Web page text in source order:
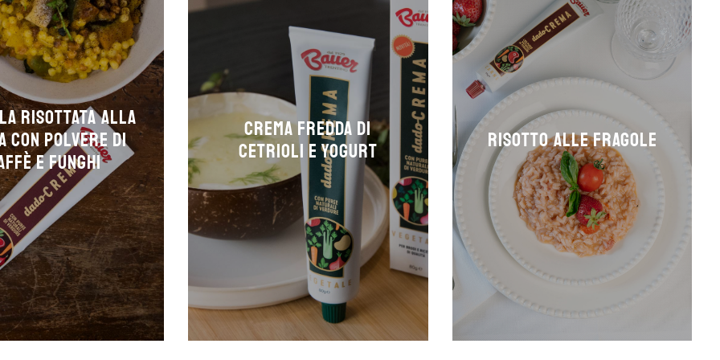
risottata alla
con polvere di
e funghi
Crema fredda di
cetrioli e yogurt
Risotto alle fragole